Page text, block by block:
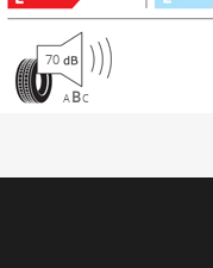
70
ABC